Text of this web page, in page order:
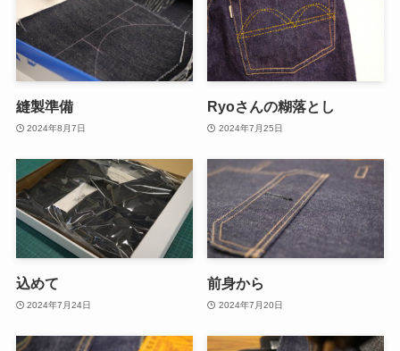
縫製準備
2024年8月7日
Ryoさんの糊落とし
2024年7月25日
込めて
2024年7月24日
前身から
2024年7月20日